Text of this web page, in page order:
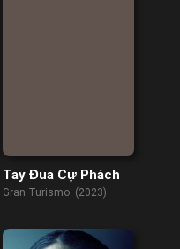
Tay Đua Cự Phách
Gran Turismo (2023)